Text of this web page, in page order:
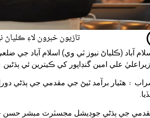
تازيون خبرون لاءِ
آباد (ڪلياڻ نيوز ٽي وي) اسلام آباد جي
علي امين گنڊاپور کي ڪيترين ئي
۽ هٿيار برآمد ٿيڻ جي مقدمي جي ٻڌڻي
جي ٻڌڻي جوڊيشل مجسٽرٽ مبشر حسن